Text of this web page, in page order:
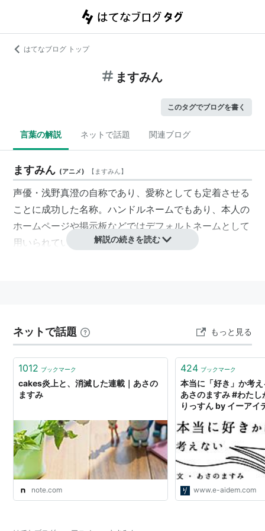
はてなブログ トップ
ますみん
このタグでブログを書く
言葉の解説 ネットで話題 関連ブログ
ますみん (アニメ) 【 ますみん】
声優・浅野真澄の自称であり、愛称としても定着させる
ことに成功した名称。ハンドルネームでもあり、本人の
ホームページや掲示板などではデフォルトネームとして
用いられている。
解説の続きを読む
ネットで話題 もっと見る
1012 ブックマーク
cakes炎上と、消滅した連載｜あさの
ますみ
note.com
424 ブックマーク
本当に「好き」か考
あさのますみ #わた
りっすん by イーアイ
www.e-aidem.com